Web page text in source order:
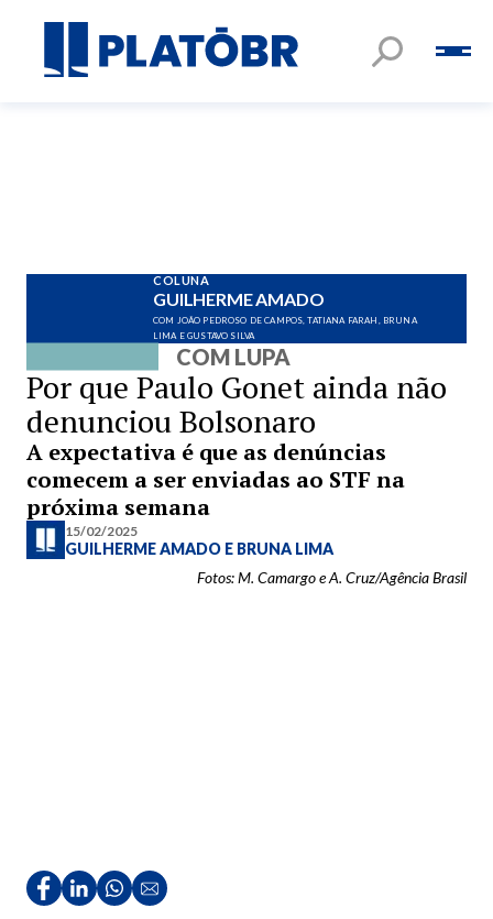
COLUNA
GUILHERME AMADO
COM JOÃO PEDROSO DE CAMPOS, TATIANA FARAH, BRUNA
LIMA E GUSTAVO SILVA
COM LUPA
Por que Paulo Gonet ainda não
denunciou Bolsonaro
A expectativa é que as denúncias
comecem a ser enviadas ao STF na
próxima semana
15/02/2025
GUILHERME AMADO E BRUNA LIMA
Fotos: M. Camargo e A. Cruz/Agência Brasil